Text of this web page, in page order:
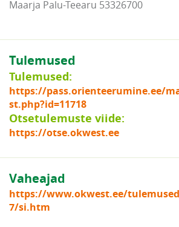
Maarja Palu-Teearu 53326700
Tulemused
Tulemused:
https://pass.orienteerumine.ee/
st.php?id=11718
Otsetulemuste viide:
https://otse.okwest.ee
Vaheajad
https://www.okwest.ee/
7/si.htm